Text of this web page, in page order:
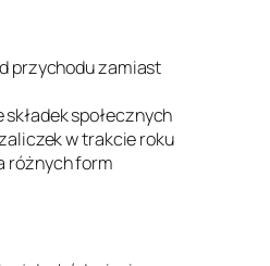
przychodu zamiast
społecznych
w trakcie roku
różnych form